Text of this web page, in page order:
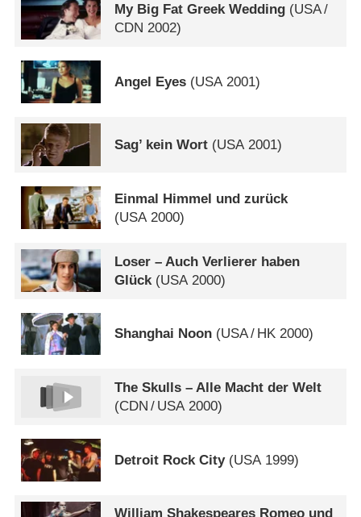
My Big Fat Greek Wedding (USA/
CDN 2002)
Angel Eyes (USA 2001)
Sag’ kein Wort (USA2001)
Einmal Himmel und zurück
(USA 2000)
Loser – Auch Verlierer haben
Glück (USA 2000)
Shanghai Noon (USA/ HK 2000)
The Skulls – Alle Macht der Welt
(CDN / USA2000)
Detroit Rock City(USA 1999)
William Shakespeares Romeo und